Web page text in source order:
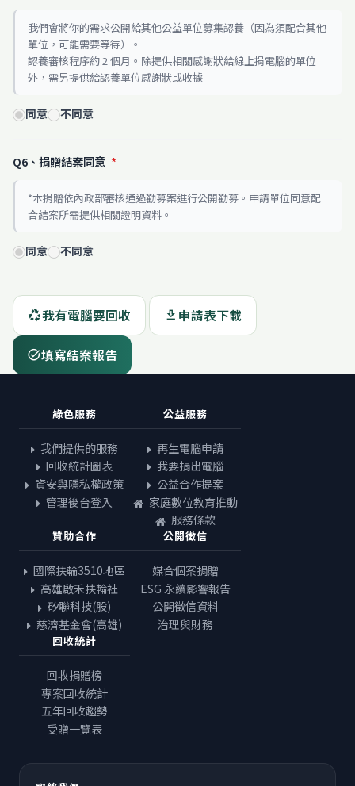
我們會將你的需求公開給其他公益單位募集認養（因為須配合其他
單位，可能需要等待）。
認養審核程序約 2 個月。除提供相關感謝狀給線上捐電腦的單位
外，需另提供給認養單位感謝狀或收據
同意 不同意
Q6、捐贈結案同意 *
*本捐贈依內政部審核通過勸募案進行公開勸募。申請單位同意配
合結案所需提供相關證明資料。
同意 不同意
recycling我有電腦要回收 download 申請表下載
task_alt填寫結案報告
綠色服務
我們提供的服務
回收統計圖表
資安與隱私權政策
管理後台登入
公益服務
再生電腦申請
我要捐出電腦
公益合作提案
家庭數位教育推動
服務條款
贊助合作
國際扶輪3510地區
高雄啟禾扶輪社
矽聯科技(股)
慈濟基金會(高雄)
公開徵信
媒合個案捐贈
ESG 永續影響報告
公開徵信資料
治理與財務
回收統計
回收捐贈榜
專案回收統計
五年回收趨勢
受贈一覽表